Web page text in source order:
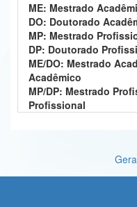
Controladoria-Geral da União
Ministério da Mulher, da Família e
Secretaria-Geral
Secretaria de Governo
ME: Mestrado
DO: Doutorado
MP: Mestrado
DP: Doutorado
ME/DO: Mestrado
Acadêmico
MP/DP: Mestrado
Profissional